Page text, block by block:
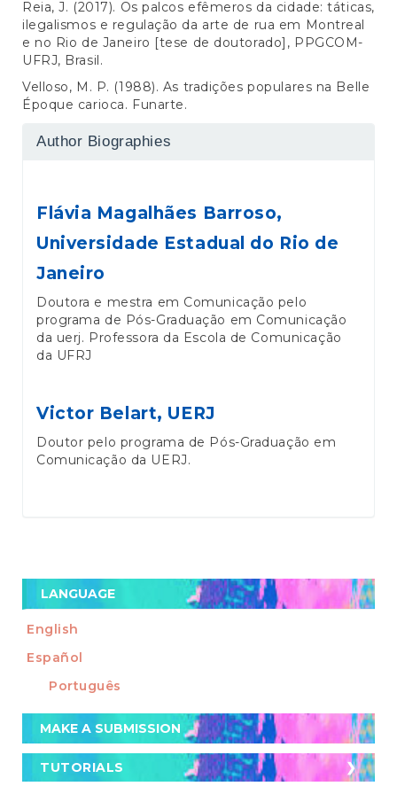
Reia, J. (2017). Os palcos efêmeros da cidade: táticas,
ilegalismos e regulação da arte de rua em Montreal
e no Rio de Janeiro [tese de doutorado], PPGCOM-
UFRJ, Brasil.
Velloso, M. P. (1988). As tradições populares na Belle
Époque carioca. Funarte.
Author Biographies
Flávia Magalhães Barroso,
Universidade Estadual do Rio de
Janeiro
Doutora e mestra em Comunicação pelo
programa de Pós-Graduação em Comunicação
da uerj. Professora da Escola de Comunicação
da UFRJ
Victor Belart, UERJ
Doutor pelo programa de Pós-Graduação em
Comunicação da UERJ.
LANGUAGE
English
Español
Português
Make
a
Submission
MAKE A SUBMISSION
TUTORIALS
TUTORIALS